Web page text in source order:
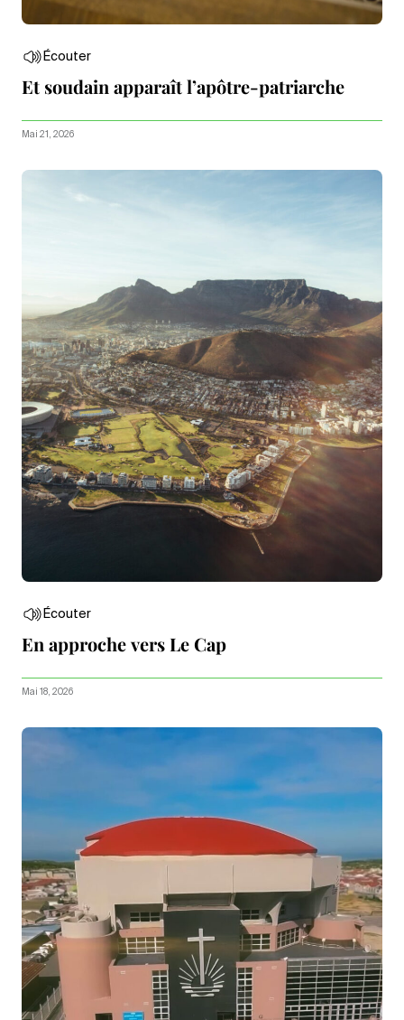
Écouter
Et soudain apparaît l’apôtre-patriarche
Mai 21, 2026
Écouter
En approche vers Le Cap
Mai 18, 2026